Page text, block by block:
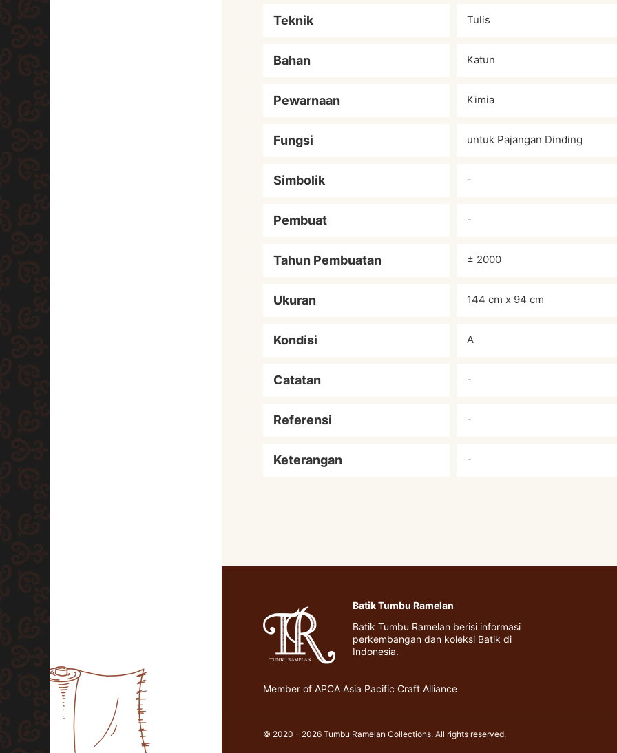
Teknik Tulis
Bahan Katun
Pewarnaan Kimia
Fungsi untuk Pajangan Dinding
Simbolik -
Pembuat -
Tahun Pembuatan ± 2000
Ukuran 144 cm x 94 cm
Kondisi A
Catatan -
Referensi -
Keterangan -
Batik Tumbu Ramelan
Batik Tumbu Ramelan berisi informasi
perkembangan dan koleksi Batik di
Indonesia.
Member of APCA Asia Pacific Craft Alliance
© 2020 - 2026 Tumbu Ramelan Collections. All rights reserved.